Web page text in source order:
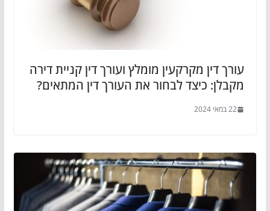
עורך דין מקרקעין מומלץ ועורך דין קניית דירה
מקבלן: כיצד לבחור את העורך דין המתאים?
22 במאי 2024